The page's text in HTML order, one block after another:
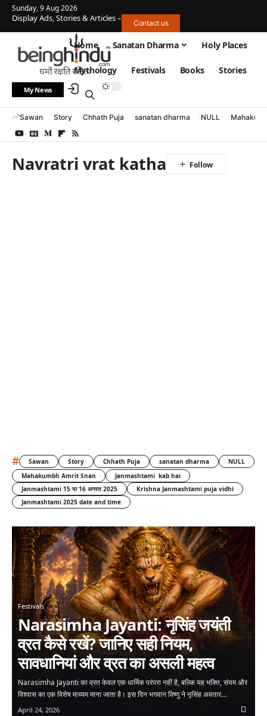
Sunday, 9 Aug 2026
Display Ads, Stories & Articles – Contact us
Home Sanatan Dharma Holy Places
Mythology Festivals Books Stories
My News
Sawan Story Chhath Puja sanatan dharma NULL
Navratri vrat katha
# Sawan Story Chhath Puja sanatan dharma
NULL
Mahakumbh Amrit Snan
Janmashtami kab hai
Janmashtami 15 या 16 अगस्त 2025
Krishna Janmashtami puja vidhi
Janmashtami 2025 date and time
Festivals
Narasimha Jayanti: नृसिंह जयंती
व्रत कैसे रखें? जानिए सही नियम,
सावधानियां और व्रत का असली महत्व
Narasimha Jayanti का व्रत केवल एक धार्मिक परंपरा नहीं है, बल्कि यह भक्ति, संयम और
विश्वास का एक विशेष माध्यम माना जाता है। इस दिन भगवान विष्णु ने नृसिंह अवतार…
April 24, 2026